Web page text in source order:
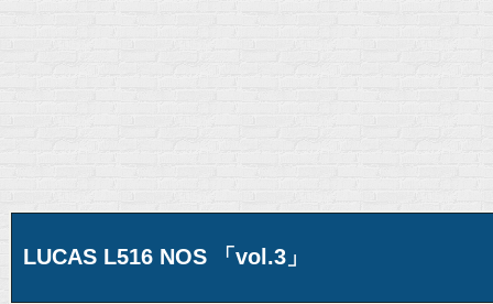
LUCAS L516 NOS 「vol.3」